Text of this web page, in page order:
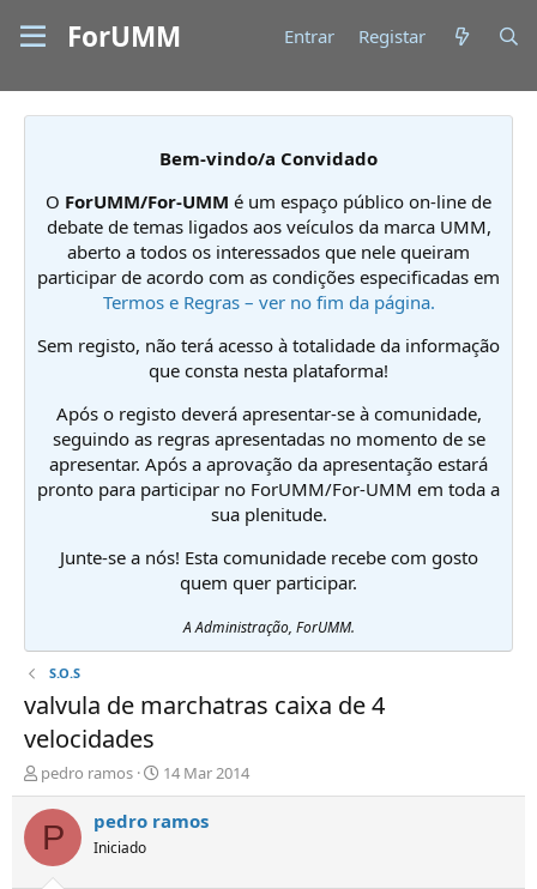
ForUMM Entrar Registar
Bem-vindo/a Convidado
O ForUMM/For-UMM é um espaço público on-line de
debate de temas ligados aos veículos da marca UMM,
aberto a todos os interessados que nele queiram
participar de acordo com as condições especificadas em
Termos e Regras – ver no fim da página.
Sem registo, não terá acesso à totalidade da informação
que consta nesta plataforma!
Após o registo deverá apresentar-se à comunidade,
seguindo as regras apresentadas no momento de se
apresentar. Após a aprovação da apresentação estará
pronto para participar no ForUMM/For-UMM em toda a
sua plenitude.
Junte-se a nós! Esta comunidade recebe com gosto
quem quer participar.
A Administração, ForUMM.
S.O.S
valvula de marchatras caixa de 4
velocidades
I
n
i
i
pedro ramos
D
a
t
14 Mar 2014
P pedro ramos
Iniciado